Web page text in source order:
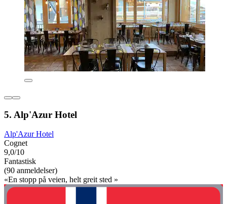
5. Alp'Azur Hotel
Alp'Azur Hotel
Cognet
9,0/10
Fantastisk
(90 anmeldelser)
«En stopp på veien, helt greit sted »